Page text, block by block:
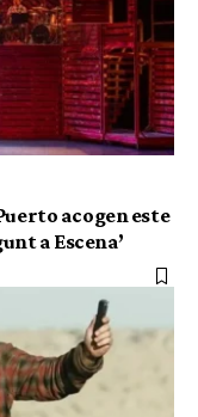
acogen este
a Escena’